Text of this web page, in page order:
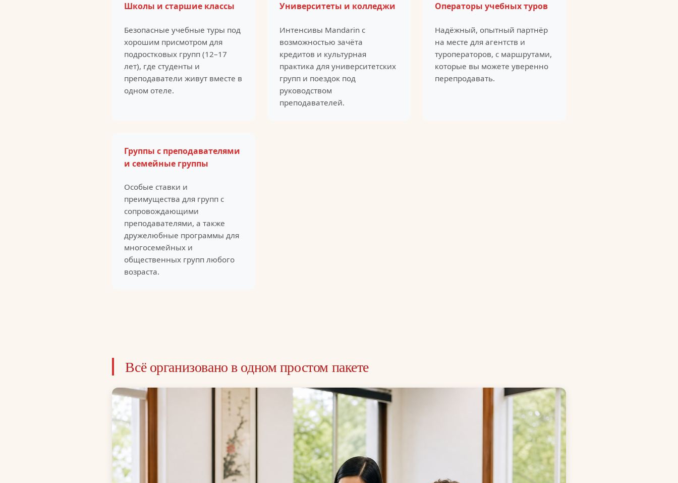
Школы и старшие классы
Безопасные учебные туры под
хорошим присмотром для
подростковых групп (12–17
лет), где студенты и
преподаватели живут вместе в
одном отеле.
Университеты и колледжи
Интенсивы Mandarin с
возможностью зачёта
кредитов и культурная
практика для университетских
групп и поездок под
руководством
преподавателей.
Операторы учебных туров
Надёжный, опытный партнёр
на месте для агентств и
туроператоров, с маршрутами,
которые вы можете уверенно
перепродавать.
Группы с преподавателями
и семейные группы
Особые ставки и
преимущества для групп с
сопровождающими
преподавателями, а также
дружелюбные программы для
многосемейных и
общественных групп любого
возраста.
Всё организовано в одном простом пакете